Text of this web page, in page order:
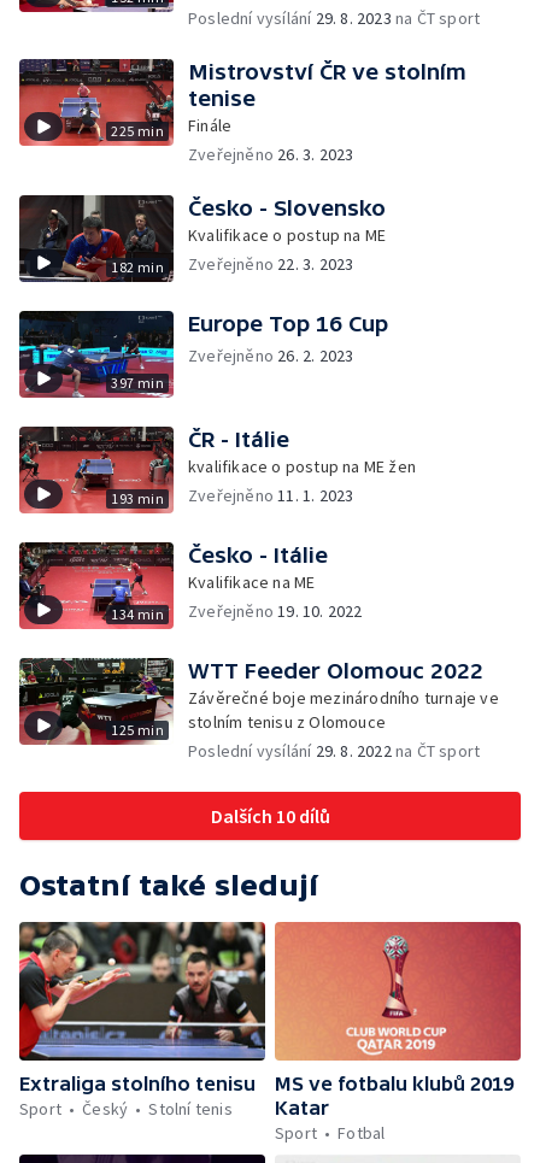
Poslední vysílání 29. 8. 2023 na ČT sport
225 min
Mistrovství ČR ve stolním
tenise
Finále
Zveřejněno 26. 3. 2023
182 min
Česko - Slovensko
Kvalifikace o postup na ME
Zveřejněno 22. 3. 2023
397 min
Europe Top 16 Cup
Zveřejněno 26. 2. 2023
193 min
ČR - Itálie
kvalifikace o postup na ME žen
Zveřejněno11. 1. 2023
134 min
Česko - Itálie
Kvalifikace na ME
Zveřejněno19. 10. 2022
125 min
WTT Feeder Olomouc 2022
Závěrečné boje mezinárodního turnaje ve
stolním tenisu z Olomouce
Poslední vysílání 29. 8. 2022na ČT sport
Dalších 10 dílů
Ostatní také sledují
Extraliga stolního tenisu
Sport
Český Stolní tenis
MS ve fotbalu klubů 2019
Katar
Sport
Fotbal